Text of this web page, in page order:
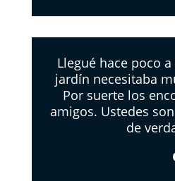
Llegué hace poco
jardín necesitaba
Por suerte los
amigos. Ustedes
de